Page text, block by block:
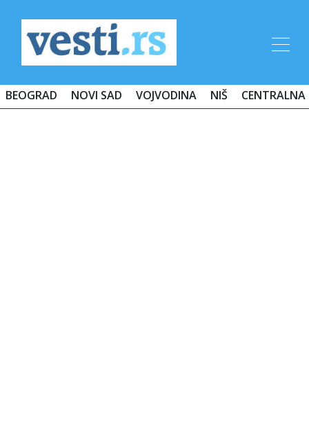
BEOGRAD NOVI SAD VOJVODINA NIŠ CENTRALNA